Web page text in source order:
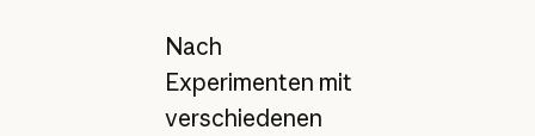
Nach
Experimenten mit
verschiedenen